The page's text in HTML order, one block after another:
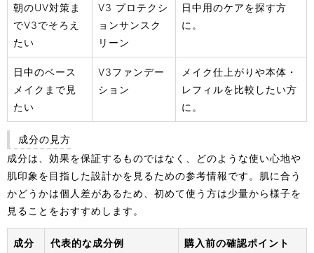
朝のUV対策ま
でV3でそろえ
たい
V3 プロテクシ
ョンサンスク
リーン
日中用のケアを探す方
に。
日中のベース
メイクまで見
たい
V3ファンデー
ション
メイク仕上がりや本体・
レフィルを比較したい方
に。
成分の見方
成分は、効果を保証するものではなく、どのような使い心地や
肌印象を目指した設計かを見るための参考情報です。肌に合う
かどうかは個人差があるため、初めて使う方は少量から様子を
見ることをおすすめします。
成分
代表的な成分例 購入前の確認ポイント